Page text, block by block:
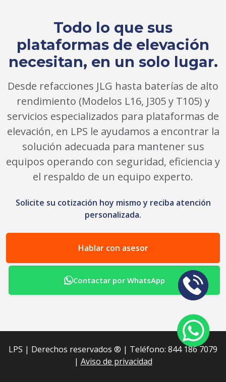
Todo lo que sus
plataformas de elevación
necesitan, en un solo lugar.
Desde refacciones JLG hasta baterías de alto
rendimiento (Modelos L16, J305 y T105) y
servicios especializados para plataformas de
elevación, en LPS le ayudamos a encontrar la
solución adecuada para mantener sus
equipos operando con seguridad, eficiencia y
el respaldo de un equipo experto.
Solicite su cotización hoy mismo y reciba atención
personalizada.
Hablar con asesor
Contactar por WhatsApp
LPS | Derechos reservados ®︎ | Teléfono: 844 186 7079
| Aviso de privacidad